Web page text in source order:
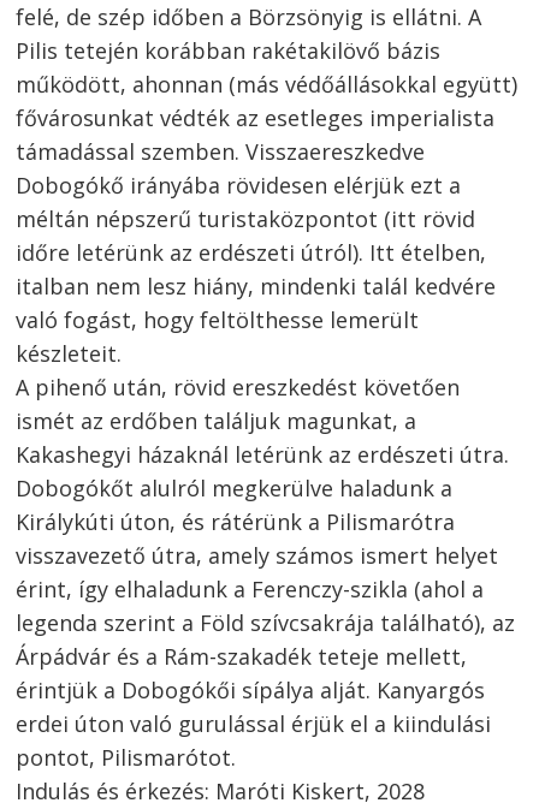
felé, de szép időben a Börzsönyig is ellátni. A
Pilis tetején korábban rakétakilövő bázis
működött, ahonnan (más védőállásokkal együtt)
fővárosunkat védték az esetleges imperialista
támadással szemben. Visszaereszkedve
Dobogókő irányába rövidesen elérjük ezt a
méltán népszerű turistaközpontot (itt rövid
időre letérünk az erdészeti útról). Itt ételben,
italban nem lesz hiány, mindenki talál kedvére
való fogást, hogy feltölthesse lemerült
készleteit.
A pihenő után, rövid ereszkedést követően
ismét az erdőben találjuk magunkat, a
Kakashegyi házaknál letérünk az erdészeti útra.
Dobogókőt alulról megkerülve haladunk a
Királykúti úton, és rátérünk a Pilismarótra
visszavezető útra, amely számos ismert helyet
érint, így elhaladunk a Ferenczy-szikla (ahol a
legenda szerint a Föld szívcsakrája található), az
Árpádvár és a Rám-szakadék teteje mellett,
érintjük a Dobogókői sípálya alját. Kanyargós
erdei úton való gurulással érjük el a kiindulási
pontot, Pilismarótot.
Indulás és érkezés: Maróti Kiskert, 2028